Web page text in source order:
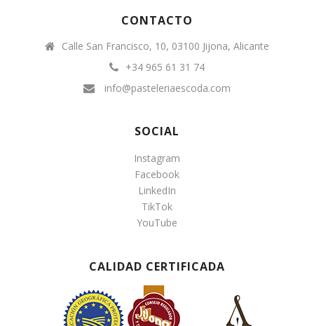
CONTACTO
Calle San Francisco, 10, 03100 Jijona, Alicante
+34 965 61 31 74
info@pasteleriaescoda.com
SOCIAL
Instagram
Facebook
LinkedIn
TikTok
YouTube
CALIDAD CERTIFICADA